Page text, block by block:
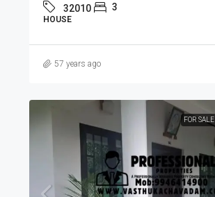
32010 3
HOUSE
57 years ago
FOR SALE